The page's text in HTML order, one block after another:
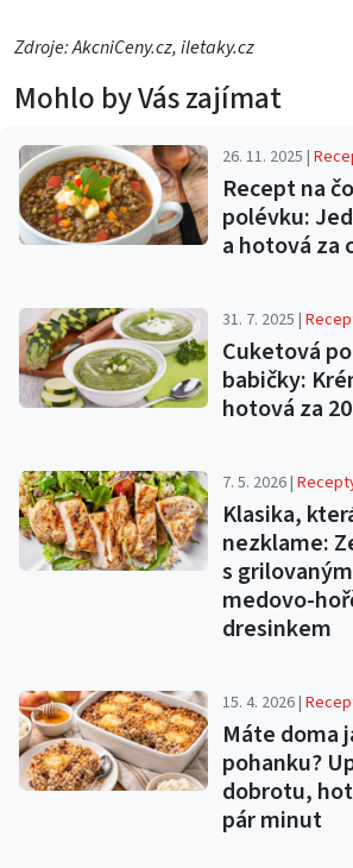
Zdroje: AkcniCeny.cz, iletaky.cz
Mohlo by Vás zajímat
26. 11. 2025 |
Recept na
polévku:
a hotová za
31. 7. 2025 |
Cuketová
babičky:
hotová za
7. 5. 2026 |
Klasika,
nezklame:
s
medovo-
dresinkem
15. 4. 2026 |
Máte doma
pohanku?
dobrotu,
pár minut